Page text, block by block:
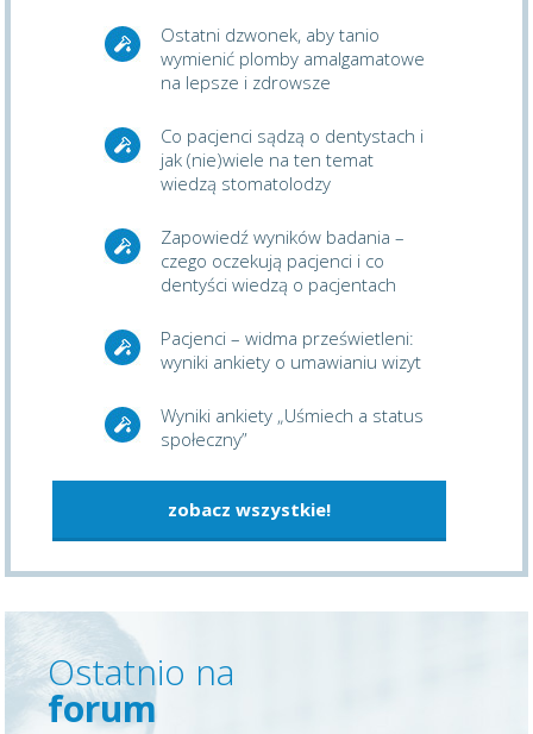
Ostatni dzwonek, aby tanio
wymienić plomby amalgamatowe
na lepsze i zdrowsze
Co pacjenci sądzą o dentystach i
jak (nie)wiele na ten temat
wiedzą stomatolodzy
Zapowiedź wyników badania –
czego oczekują pacjenci i co
dentyści wiedzą o pacjentach
Pacjenci – widma prześwietleni:
wyniki ankiety o umawianiu wizyt
Wyniki ankiety „Uśmiech a status
społeczny”
zobacz wszystkie!
Ostatnio na
forum